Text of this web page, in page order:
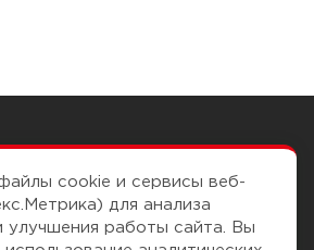
cookie и сервисы веб-
для анализа
улучшения работы сайта. Вы